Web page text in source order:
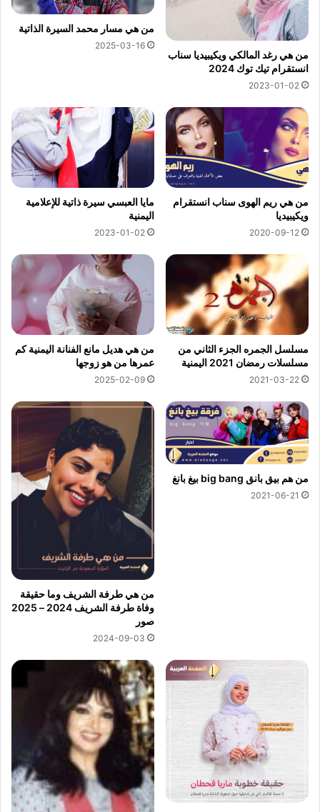
من هي رغد المالكي ويكيبيديا سناب
انستقرام تيك توك 2024
2023-01-02
من هي مسار محمد السيرة الذاتية
2025-03-16
من هي ريم الهوى سناب انستقرام
ويكيبيديا
2020-09-12
مايا العبسي سيرة ذاتية للإعلامية
اليمنية
2023-01-02
مسلسل الجمره الجزء الثاني من
مسلسلات رمضان 2021 اليمنية
2021-03-22
من هي هديل مانع الفنانة اليمنية كم
عمرها من هو زوجها
2025-02-09
من هم بيق بانق big bang بيغ بانغ
2021-06-21
من هي طرفة الشريف وما حقيقة
وفاة طرفة الشريف 2024 – 2025
صور
2024-09-03